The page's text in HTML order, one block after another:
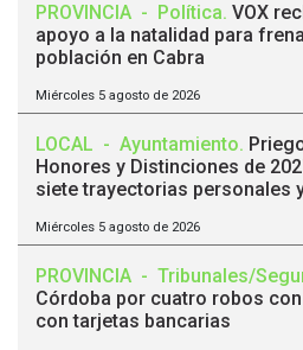
PROVINCIA - Política. VOX
apoyo a la natalidad para
población en Cabra
Miércoles 5 agosto de 2026
LOCAL - Ayuntamiento.
Honores y Distinciones de
siete trayectorias personales
Miércoles 5 agosto de 2026
PROVINCIA - Tribunales/
Córdoba por cuatro robos
con tarjetas bancarias